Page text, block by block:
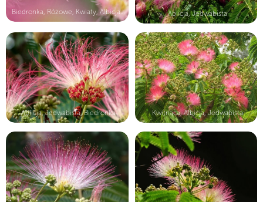
Biedronka, Różowe, Kwiaty, Albicja ... Ablicja, Jedwabista
Ablicja, Jedwabista, Biedronka Kwitnąca, Albicja, Jedwabista